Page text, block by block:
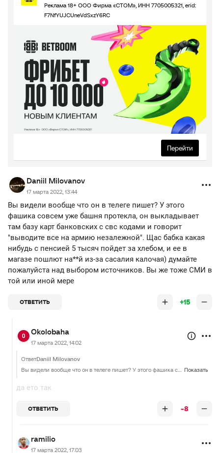
Реклама 18+ ООО Фирма «СТОМ», ИНН 7705005321, erid:
F7NfYUJCUneVdSxzY6RC
Перейти
Daniil Milovanov
17 марта 2022, 13:44
Вы видели вообще что он в телеге пишет? У этого
фашика совсем уже башня протекла, он выкладывает
там базу карт банковских с свс кодами и говорит
"выводите все на армию незалежной". Щас бабка какая
нибудь с пенсией 5 тысяч пойдет за хлебом, и ее в
магазе пошлют на**й из-за сасалия калочая) думайте
пожалуйста над выбором источников. Вы же тоже СМИ в
той или иной мере
ОТВЕТИТЬ +15
Okolobaha
17 марта 2022, 14:02
ОтветDaniil Milovanov
Показать
да ето так
ОТВЕТИТЬ -8
ramilio
17 марта 2022, 17:03